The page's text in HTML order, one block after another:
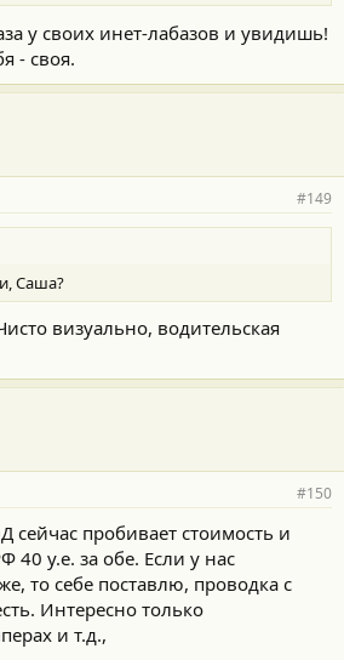
у своих инет-лабазов и увидишь!
- своя.
#149
Саша?
визуально, водительская
#150
сейчас пробивает стоимость и
40 у.е. за обе. Если у нас
то себе поставлю, проводка с
Интересно только
и т.д.,